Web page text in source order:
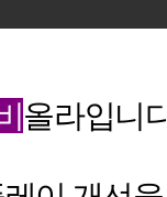
올라입니